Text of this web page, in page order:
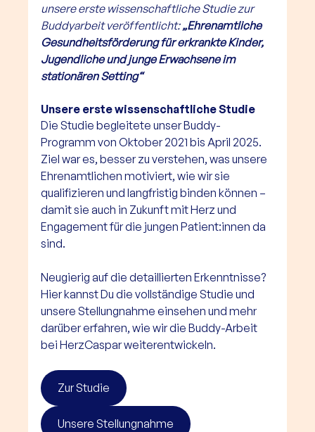
unsere erste wissenschaftliche Studie zur
Buddyarbeit veröffentlicht: „Ehrenamtliche
Gesundheitsförderung für erkrankte Kinder,
Jugendliche und junge Erwachsene im
stationären Setting“
Unsere erste wissenschaftliche Studie
Die Studie begleitete unser Buddy-
Programm von Oktober 2021 bis April 2025.
Ziel war es, besser zu verstehen, was unsere
Ehrenamtlichen motiviert, wie wir sie
qualifizieren und langfristig binden können –
damit sie auch in Zukunft mit Herz und
Engagement für die jungen Patient:innen da
sind.
Neugierig auf die detaillierten Erkenntnisse?
Hier kannst Du die vollständige Studie und
unsere Stellungnahme einsehen und mehr
darüber erfahren, wie wir die Buddy-Arbeit
bei HerzCaspar weiterentwickeln.
Zur Studie
Unsere Stellungnahme